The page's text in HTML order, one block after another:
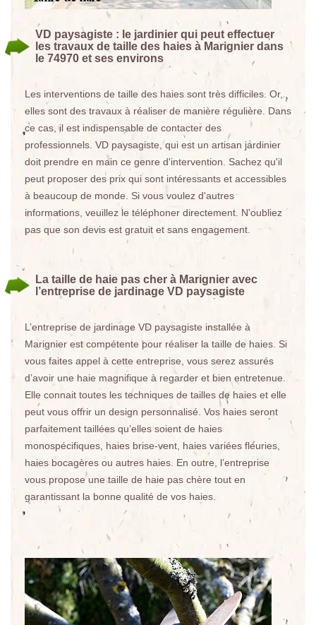
VD paysagiste : le jardinier qui peut effectuer
les travaux de taille des haies à Marignier dans
le 74970 et ses environs
Les interventions de taille des haies sont très difficiles. Or,
elles sont des travaux à réaliser de manière régulière. Dans
ce cas, il est indispensable de contacter des
professionnels. VD paysagiste, qui est un artisan jardinier
doit prendre en main ce genre d'intervention. Sachez qu'il
peut proposer des prix qui sont intéressants et accessibles
à beaucoup de monde. Si vous voulez d'autres
informations, veuillez le téléphoner directement. N'oubliez
pas que son devis est gratuit et sans engagement.
La taille de haie pas cher à Marignier avec
l’entreprise de jardinage VD paysagiste
L’entreprise de jardinage VD paysagiste installée à
Marignier est compétente pour réaliser la taille de haies. Si
vous faites appel à cette entreprise, vous serez assurés
d’avoir une haie magnifique à regarder et bien entretenue.
Elle connait toutes les techniques de tailles de haies et elle
peut vous offrir un design personnalisé. Vos haies seront
parfaitement taillées qu’elles soient de haies
monospécifiques, haies brise-vent, haies variées fleuries,
haies bocagères ou autres haies. En outre, l’entreprise
vous propose une taille de haie pas chère tout en
garantissant la bonne qualité de vos haies.